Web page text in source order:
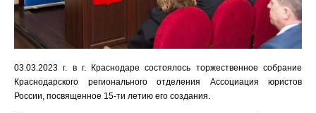
03.03.2023 г. в г. Краснодаре состоялось торжественное собрание
Краснодарского регионального отделения Ассоциация юристов
России, посвященное 15-ти летию его создания.